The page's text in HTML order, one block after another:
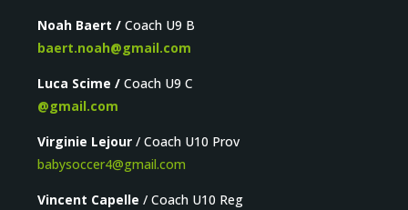
Noah Baert / Coach U9 B
baert.noah@gmail.com
Luca Scime / Coach U9 C
@gmail.com
Virginie Lejour / Coach U10 Prov
babysoccer4@gmail.com
Vincent Capelle / Coach U10 Reg